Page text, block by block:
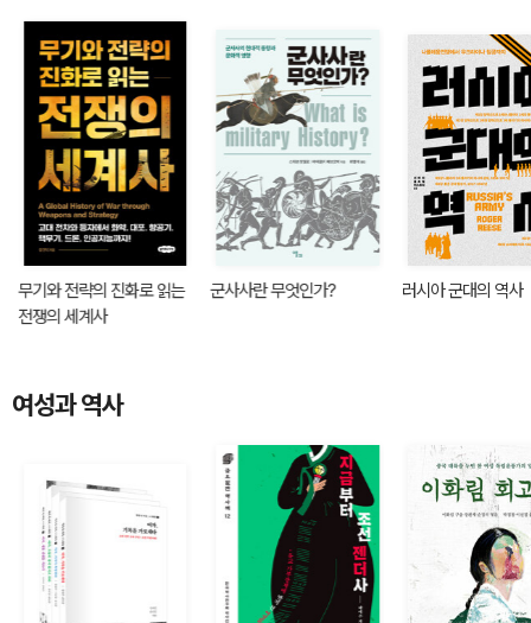
무기와 전략의 진화로 읽는
전쟁의 세계사
군사사란 무엇인가? 러시아 군대의 역사
여성과 역사